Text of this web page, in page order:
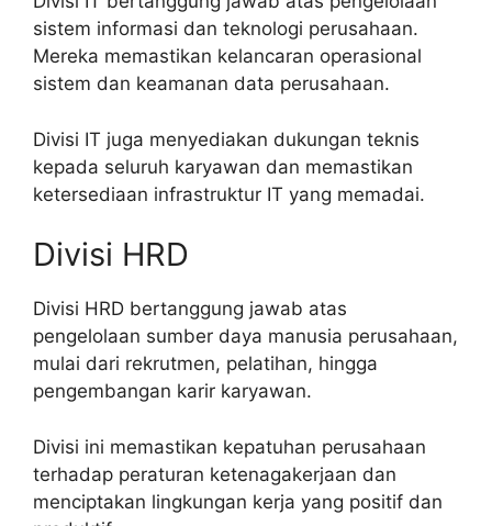
sistem informasi dan teknologi perusahaan.
Mereka memastikan kelancaran operasional
sistem dan keamanan data perusahaan.
Divisi IT juga menyediakan dukungan teknis
kepada seluruh karyawan dan memastikan
ketersediaan infrastruktur IT yang memadai.
Divisi HRD
Divisi HRD bertanggung jawab atas
pengelolaan sumber daya manusia perusahaan,
mulai dari rekrutmen, pelatihan, hingga
pengembangan karir karyawan.
Divisi ini memastikan kepatuhan perusahaan
terhadap peraturan ketenagakerjaan dan
menciptakan lingkungan kerja yang positif dan